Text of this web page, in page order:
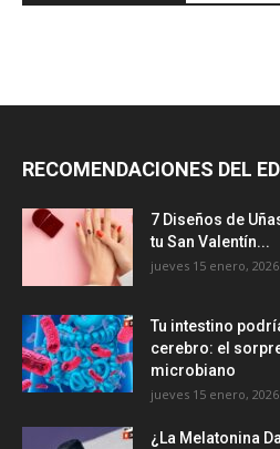
RECOMENDACIONES DEL
7 Diseños de
tu San Valentín...
jueves 15 enero, 2026
Tu intestino
cerebro: el
microbiano
jueves 15 enero, 2026
¿La Melatonina